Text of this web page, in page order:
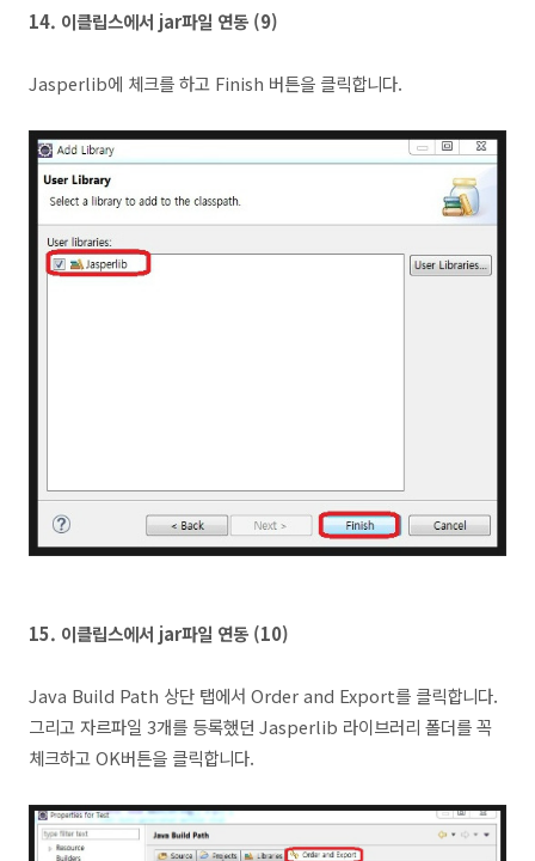
14. 이클립스에서 jar파일 연동 (9)
Jasperlib에 체크를 하고 Finish 버튼을 클릭합니다.
15. 이클립스에서 jar파일 연동 (10)
Java Build Path 상단 탭에서 Order and Export를 클릭합니다.
그리고 자르파일 3개를 등록했던 Jasperlib 라이브러리 폴더를 꼭
체크하고 OK버튼을 클릭합니다.